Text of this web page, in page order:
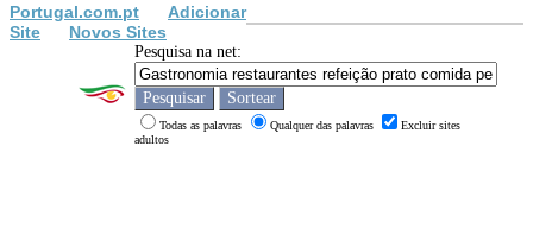
Portugal.com.pt
Adicionar
Site
Novos Sites
Pesquisa na net:
Todas as palavras Qualquer das palavras
Excluir sites
adultos